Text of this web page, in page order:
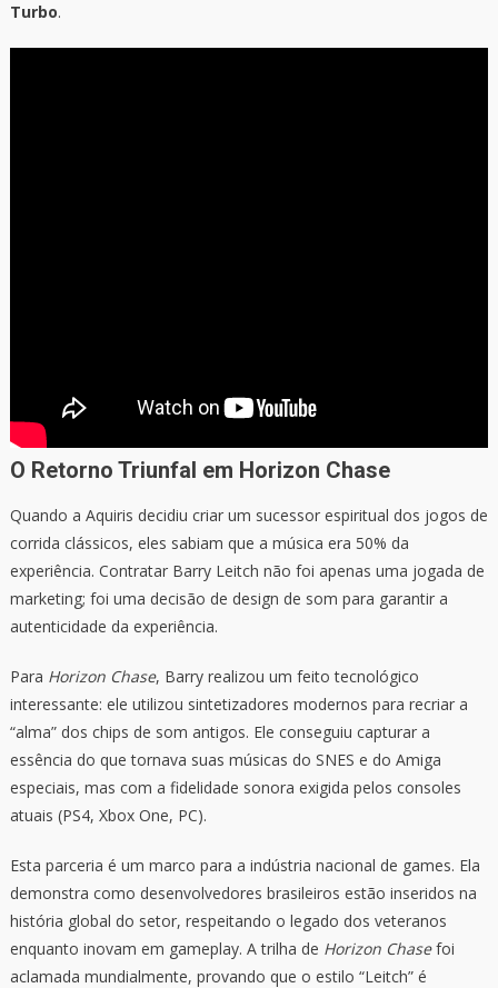
Turbo.
O Retorno Triunfal em Horizon Chase
Quando a Aquiris decidiu criar um sucessor espiritual dos jogos de
corrida clássicos, eles sabiam que a música era 50% da
experiência. Contratar Barry Leitch não foi apenas uma jogada de
marketing; foi uma decisão de design de som para garantir a
autenticidade da experiência.
Para Horizon Chase, Barry realizou um feito tecnológico
interessante: ele utilizou sintetizadores modernos para recriar a
“alma” dos chips de som antigos. Ele conseguiu capturar a
essência do que tornava suas músicas do SNES e do Amiga
especiais, mas com a fidelidade sonora exigida pelos consoles
atuais (PS4, Xbox One, PC).
Esta parceria é um marco para a indústria nacional de games. Ela
demonstra como desenvolvedores brasileiros estão inseridos na
história global do setor, respeitando o legado dos veteranos
enquanto inovam em gameplay. A trilha de Horizon Chasefoi
aclamada mundialmente, provando que o estilo “Leitch” é